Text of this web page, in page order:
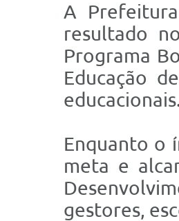
A
resultado
Programa
Educação
Enquanto o
meta e
gestores,